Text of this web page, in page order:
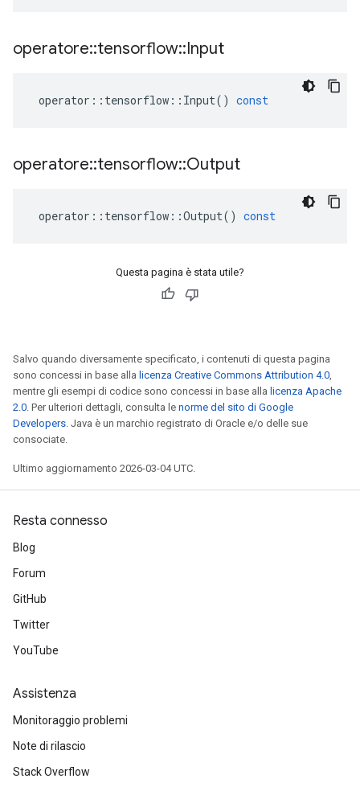
operatore::tensorflow::Input
operator :: tensorflow :: Input() const
operatore::tensorflow::Output
operator :: tensorflow ::Output() const
Questa pagina è stata utile?
Salvo quando diversamente specificato, i contenuti di questa pagina
sono concessi in base alla licenza Creative Commons Attribution 4.0,
mentre gli esempi di codice sono concessi in base alla licenza Apache
2.0. Per ulteriori dettagli, consulta le norme del sito di Google
Developers. Java è un marchio registrato di Oracle e/o delle sue
consociate.
Ultimo aggiornamento 2026-03-04 UTC.
Resta connesso
Blog
Forum
GitHub
Twitter
YouTube
Assistenza
Monitoraggio problemi
Note di rilascio
Stack Overflow